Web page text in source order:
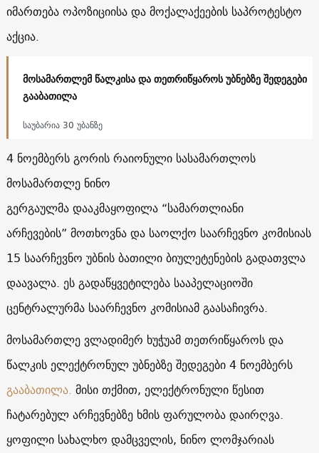
იმართება ოპოზიციისა და მოქალაქეების საპროტესტო
აქცია.
მოსამართლემ წალკისა და თეთრიწყაროს უბნებზე შედეგები
გააბათილა
საუბარია 30 უბანზე
4 ნოემბერს გორის რაიონული სასამართლოს
მოსამართლე ნინო
გერგაულმა დააკმაყოფილა “სამართლიანი
არჩევების” მოთხოვნა და საოლქო საარჩევნო კომისიას
15 საარჩევნო უბნის ბათილი ბიულეტენების გადათვლა
დაავალა. ეს გადაწყვეტილება სააპელაციოში
ცენტრალურმა საარჩევნო კომისიამ გაასაჩივრა.
მოსამართლე ვლადიმერ ხუჭუამ თეთრიწყაროს და
წალკის ელექტრონულ უბნებზე შედეგები 4 ნოემბერს
გააბათილა. მისი თქმით, ელექტრონული წესით
ჩატარებულ არჩევნებზე ხმის ფარულობა დაირღვა.
ყოფილი სახალხო დამცველის, ნინო ლომჯარიას